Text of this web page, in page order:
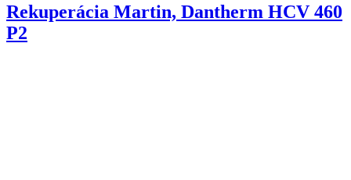
Rekuperácia Martin, Dantherm HCV 460
P2